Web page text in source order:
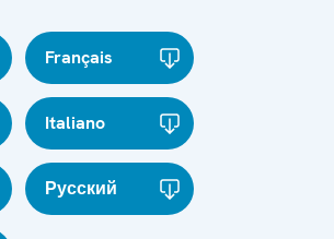
Français
Italiano
Русский